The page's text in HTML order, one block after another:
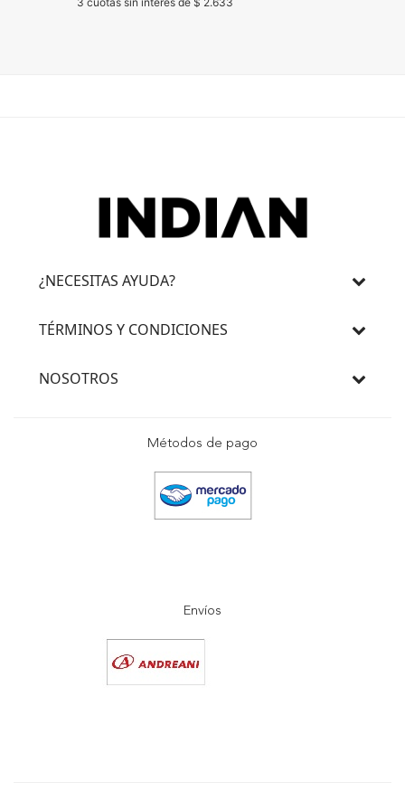
¿NECESITAS AYUDA?
TÉRMINOS Y CONDICIONES
NOSOTROS
Métodos de pago
Envíos